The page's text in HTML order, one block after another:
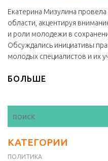
Екатерина Мизулина
области, акцентируя
и роли молодежи в
Обсуждались инициативы
молодых специалистов и их
БОЛЬШЕ
КАТЕГОРИИ
ПОЛИТИКА